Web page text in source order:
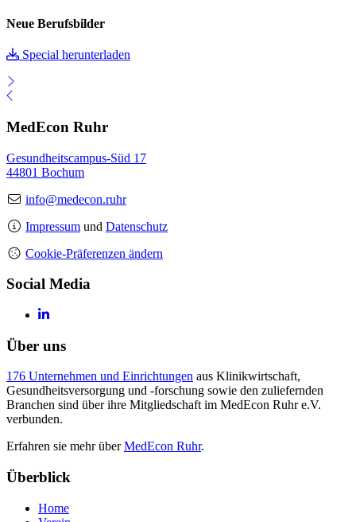
Neue Berufsbilder
Special herunterladen
MedEcon Ruhr
Gesundheitscampus-Süd 17
44801 Bochum
info@medecon.ruhr
Impressum und Datenschutz
Cookie-Präferenzen ändern
Social Media
Über uns
176 Unternehmen und Einrichtungen aus Klinikwirtschaft,
Gesundheitsversorgung und -forschung sowie den zuliefernden
Branchen sind über ihre Mitgliedschaft im MedEcon Ruhr e.V.
verbunden.
Erfahren sie mehr überMedEcon Ruhr.
Überblick
Home